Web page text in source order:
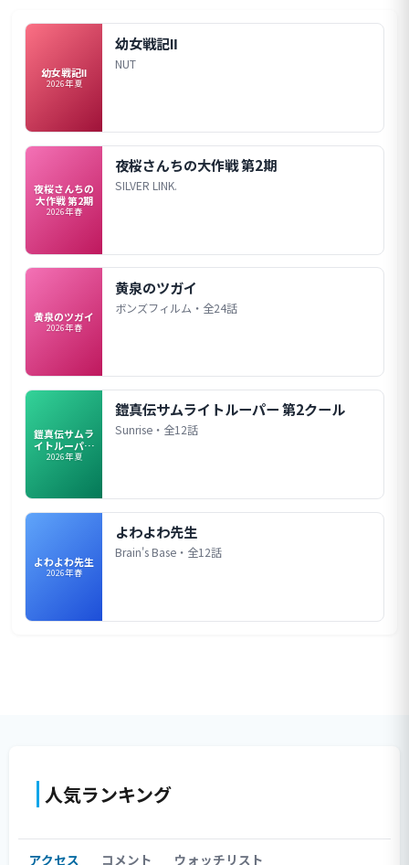
幼女戦記Ⅱ
2026年夏
幼女戦記Ⅱ
NUT
夜桜さんちの
大作戦 第2期
2026年春
夜桜さんちの大作戦 第2期
SILVER LINK.
黄泉のツガイ
2026年春
黄泉のツガイ
ボンズフィルム・全24話
鎧真伝サムラ
イトルーパー
第2クール
2026年夏
鎧真伝サムライトルーパー 第2クール
Sunrise・全12話
よわよわ先生
2026年春
よわよわ先生
Brain's Base・全12話
人気ランキング
アクセス コメント ウォッチリスト